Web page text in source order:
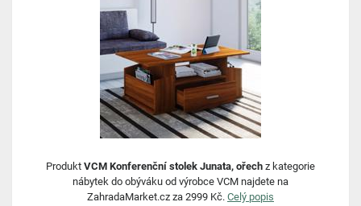
Produkt VCM Konferenční stolek Junata, ořech z kategorie
nábytek do obýváku od výrobce VCM najdete na
ZahradaMarket.cz za 2999 Kč. Celý popis